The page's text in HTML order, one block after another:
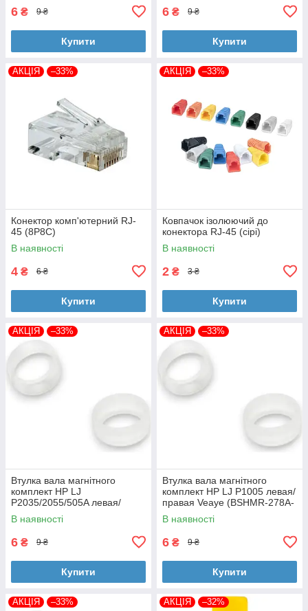
6 ₴ 9 ₴
Купити
6 ₴ 9 ₴
Купити
АКЦІЯ –33%
Конектор комп'ютерний RJ-
45 (8P8C)
В наявності
4 ₴ 6 ₴
Купити
АКЦІЯ –33%
Ковпачок ізолюючий до
конектора RJ-45 (сірі)
В наявності
2 ₴ 3 ₴
Купити
АКЦІЯ –33%
Втулка вала магнітного
комплект HP LJ
P2035/2055/505A левая/
правая Veaye (BSHMR-505A-
VE)
В наявності
6 ₴ 9 ₴
Купити
АКЦІЯ –33%
Втулка вала магнітного
комплект HP LJ P1005 левая/
правая Veaye (BSHMR-278A-
VE)
В наявності
6 ₴ 9 ₴
Купити
АКЦІЯ –33% АКЦІЯ –32%